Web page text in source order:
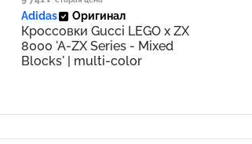
Adidas Оригинал
Кроссовки Gucci LEGO x ZX
8000 'A-ZX Series - Mixed
Blocks' | multi-color